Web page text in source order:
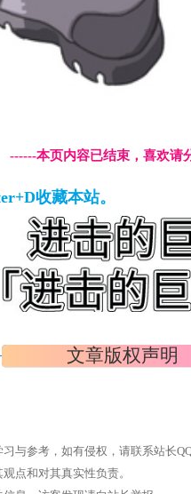
------本页内容已结束，喜欢请
收藏本站。
文章版权声明
与参考，如有侵权，请联系站长
点和对其真实性负责。